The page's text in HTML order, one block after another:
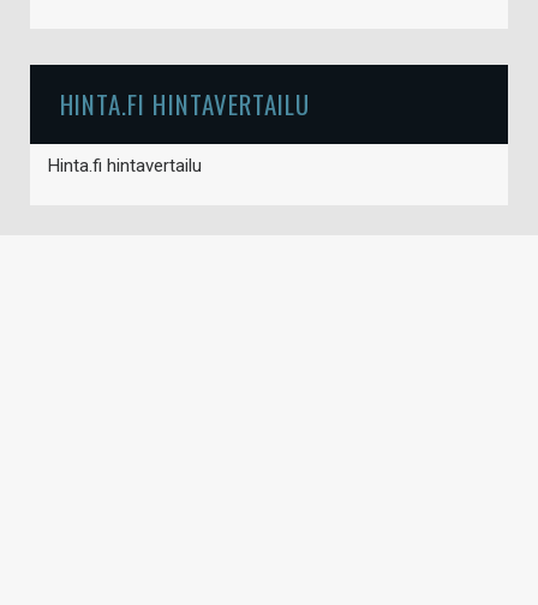
HINTA.FI HINTAVERTAILU
Hinta.fi hintavertailu